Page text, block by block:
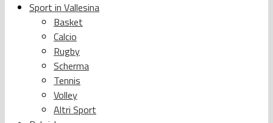
Sport in Vallesina
Basket
Calcio
Rugby
Scherma
Tennis
Volley
Altri Sport